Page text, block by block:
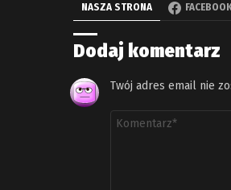
NASZA STRONA
Dodaj komentarz
Twój adres email nie
Komentarz